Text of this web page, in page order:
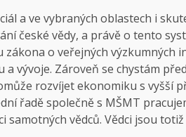
a ve vybraných oblastech i
české vědy, a právě o tento
zákona o veřejných výzkumných
a vývoje. Zároveň se chystám
rozvíjet ekonomiku s vyšší
řadě společně s MŠMT
samotných vědců. Vědci jsou